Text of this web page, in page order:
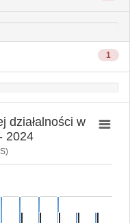
1
działalności w
2024